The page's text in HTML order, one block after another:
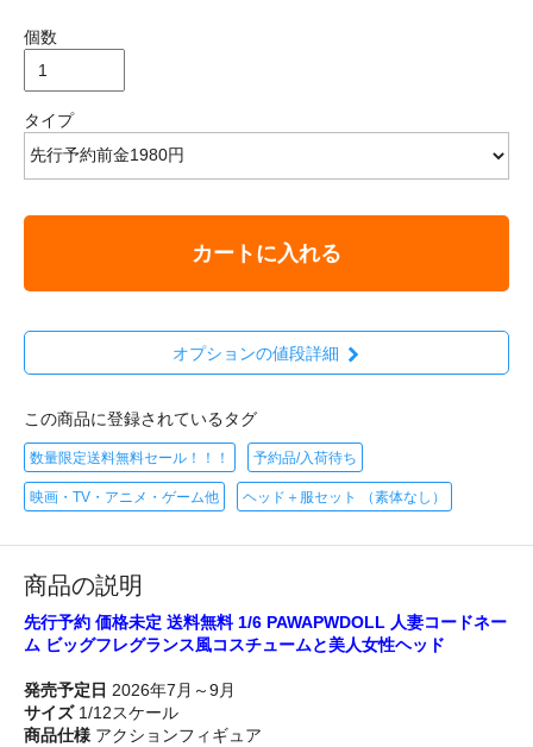
個数
タイプ
カートに入れる
オプションの値段詳細
この商品に登録されているタグ
数量限定送料無料セール！！！ 予約品/入荷待ち
映画・TV・アニメ・ゲーム他 ヘッド＋服セット （素体なし）
商品の説明
先行予約 価格未定 送料無料 1/6 PAWAPWDOLL 人妻コードネー
ム ビッグフレグランス風コスチュームと美人女性ヘッド
発売予定日 2026年7月～9月
サイズ1/12スケール
商品仕様 アクションフィギュア